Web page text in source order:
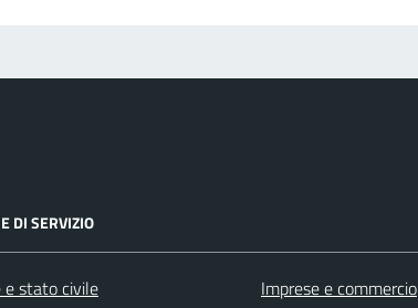
DI SERVIZIO
e stato civile
Imprese e commercio